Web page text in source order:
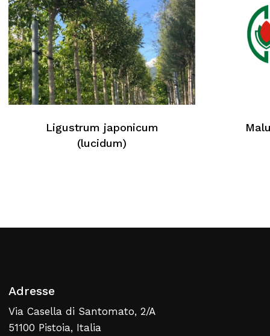
Kein Produkt im Warenkorb
Ligustrum japonicum
(lucidum)
Adresse
Via Casella di Santomato, 2/A
51100 Pistoia, Italia